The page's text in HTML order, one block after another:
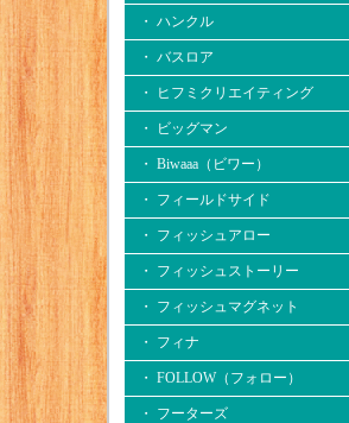
・ ハンクル
・ バスロア
・ ヒフミクリエイティング
・ ビッグマン
・ Biwaaa（ビワー）
・ フィールドサイド
・ フィッシュアロー
・ フィッシュストーリー
・ フィッシュマグネット
・ フィナ
・ FOLLOW（フォロー）
・ フーターズ